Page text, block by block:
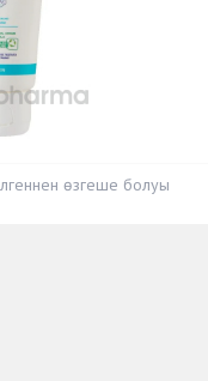
өзгеше болуы